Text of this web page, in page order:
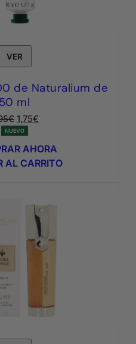
VER
de Naturalium de
50 ml
€ El
precio
original
era:
1,75€
actual
es:
NUEVO
AHORA
AL CARRITO